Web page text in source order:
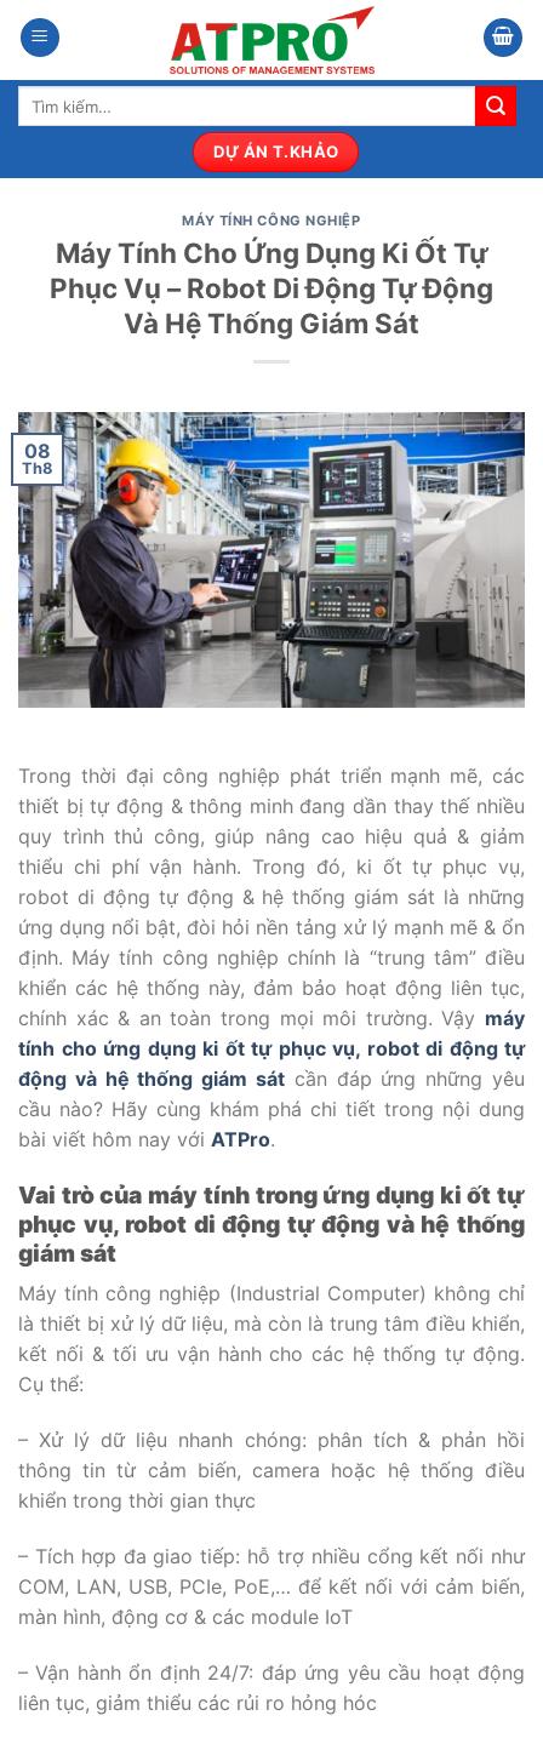
qua
nội
dung
Tìm
DỰ ÁN T.KHẢO
MÁY TÍNH CÔNG NGHIỆP
Máy Tính Cho Ứng Dụng Ki Ốt Tự
Phục Vụ – Robot Di Động Tự Động
Và Hệ Thống Giám Sát
08
Th8
Trong thời đại công nghiệp phát triển mạnh mẽ, các
thiết bị tự động & thông minh đang dần thay thế nhiều
quy trình thủ công, giúp nâng cao hiệu quả & giảm
thiểu chi phí vận hành. Trong đó, ki ốt tự phục vụ,
robot di động tự động & hệ thống giám sát là những
ứng dụng nổi bật, đòi hỏi nền tảng xử lý mạnh mẽ & ổn
định. Máy tính công nghiệp chính là “trung tâm” điều
khiển các hệ thống này, đảm bảo hoạt động liên tục,
chính xác & an toàn trong mọi môi trường. Vậy máy
tính cho ứng dụng ki ốt tự phục vụ, robot di động tự
động và hệ thống giám sát cần đáp ứng những yêu
cầu nào? Hãy cùng khám phá chi tiết trong nội dung
bài viết hôm nay với ATPro.
Vai trò của máy tính trong ứng dụng ki ốt tự
phục vụ, robot di động tự động và hệ thống
giám sát
Máy tính công nghiệp (Industrial Computer) không chỉ
là thiết bị xử lý dữ liệu, mà còn là trung tâm điều khiển,
kết nối & tối ưu vận hành cho các hệ thống tự động.
Cụ thể:
– Xử lý dữ liệu nhanh chóng: phân tích & phản hồi
thông tin từ cảm biến, camera hoặc hệ thống điều
khiển trong thời gian thực
– Tích hợp đa giao tiếp: hỗ trợ nhiều cổng kết nối như
COM, LAN, USB, PCIe, PoE,… để kết nối với cảm biến,
màn hình, động cơ & các module IoT
– Vận hành ổn định 24/7: đáp ứng yêu cầu hoạt động
liên tục, giảm thiểu các rủi ro hỏng hóc